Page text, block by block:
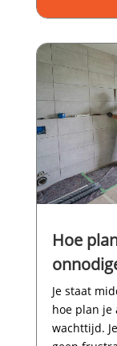
Hoe
Je staat
hoe plan je
wachttijd.​